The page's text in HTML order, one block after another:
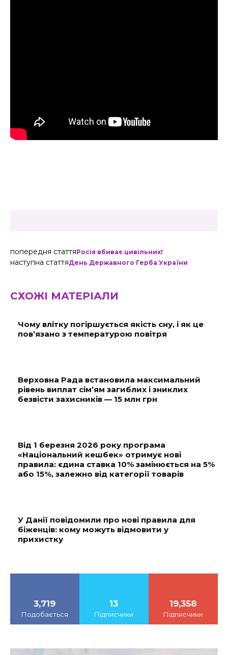
попередня статтяРосія вбиває цивільних!
наступна статтяДень Державного Герба України
СХОЖІ МАТЕРІАЛИ
Чому влітку погіршується якість сну, і як це
пов’язано з температурою повітря
Верховна Рада встановила максимальний
рівень виплат сім’ям загиблих і зниклих
безвісти захисників — 15 млн грн
Від 1 березня 2026 року програма
«Національний кешбек» отримує нові
правила: єдина ставка 10% замінюється на 5%
або 15%, залежно від категорії товарів
У Данії повідомили про нові правила для
біженців: кому можуть відмовити у
прихистку
3,719
Подобається
13
Підписчики
19,358
Підписчики